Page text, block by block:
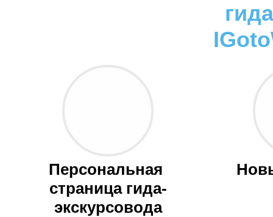
Персональная
страница гида­
экскурсовода